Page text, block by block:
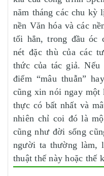
năm tháng các chu kỳ
nền Văn hóa và các
tối hẳn, trong đầu óc
nét đặc thù của các
thức của tác giả.
điểm “mâu thuẫn”
cũng xin nói ngay một
thực có bất nhất và
nhiên chỉ coi đó là
cũng như đời sống
người ta thường làm,
thuật thế này hoặc thế